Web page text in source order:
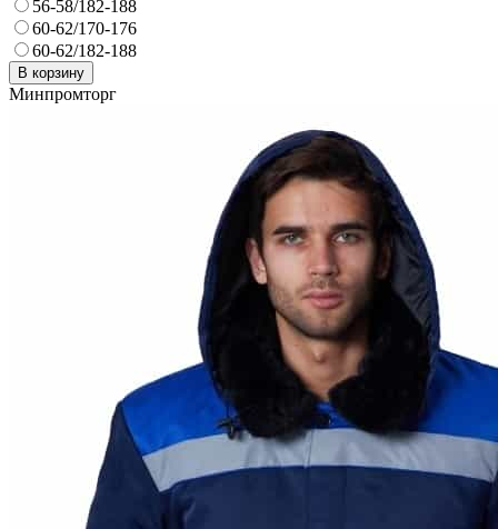
56-58/182-188
60-62/170-176
60-62/182-188
В корзину
Минпромторг